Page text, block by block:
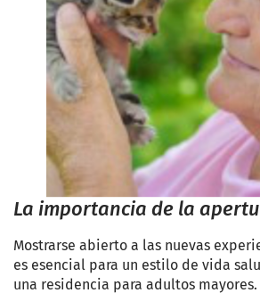
La importancia de la
Mostrarse abierto a las nuevas
es esencial para un estilo de vida
una residencia para adultos